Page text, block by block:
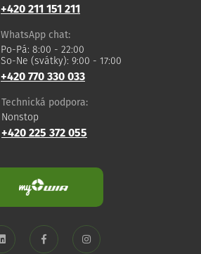
+420 211 151 211
WhatsApp chat:
Po-Pá: 8:00 - 22:00
So-Ne (svátky): 9:00 - 17:00
+420 770 330 033
Technická podpora:
Nonstop
+420 225 372 055